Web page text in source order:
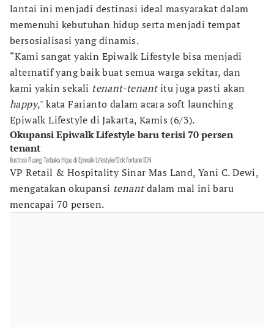
lantai ini menjadi destinasi ideal masyarakat dalam
memenuhi kebutuhan hidup serta menjadi tempat
bersosialisasi yang dinamis.
“Kami sangat yakin Epiwalk Lifestyle bisa menjadi
alternatif yang baik buat semua warga sekitar, dan
kami yakin sekali tenant-tenantitu juga pasti akan
happy," kata Farianto dalam acara soft launching
Epiwalk Lifestyle di Jakarta, Kamis (6/3).
Okupansi Epiwalk Lifestyle baru terisi 70 persen
tenant
Ilustrasi Ruang Terbuka Hijau di Epiwalk Lifestyle/Dok Fortune IDN
VP Retail & Hospitality Sinar Mas Land, Yani C. Dewi,
mengatakan okupansi tenantdalam mal ini baru
mencapai 70 persen.